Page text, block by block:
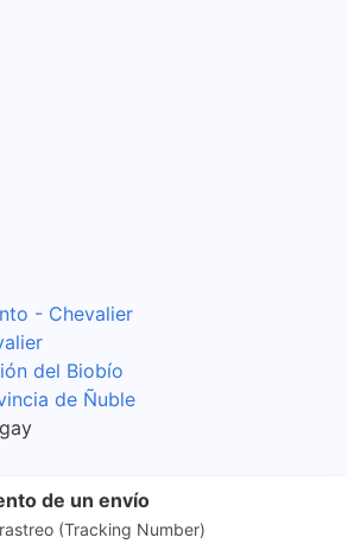
- Chevalier
del Biobío
de Ñuble
de un envío
(Tracking Number)